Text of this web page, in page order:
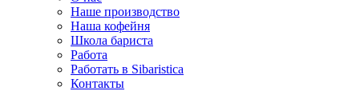
Наше производство
Наша кофейня
Школа бариста
Работа
Работать в Sibaristica
Контакты